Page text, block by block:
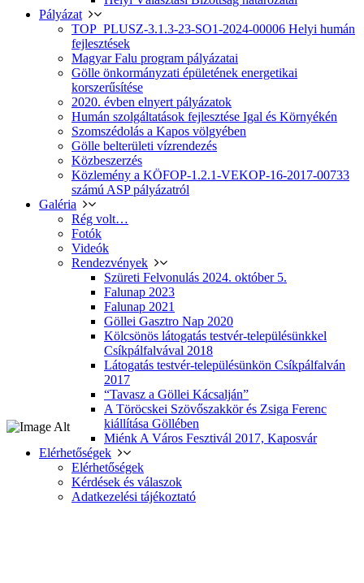
Pályázat
TOP_PLUSZ-3.1.3-23-SO1-2024-00006 Helyi humán
fejlesztések
Magyar Falu program pályázatai
Gölle önkormányzati épületének energetikai
korszerűsítése
2020. évben elnyert pályázatok
Humán szolgáltatások fejlesztése Igal és Környékén
Szomszédolás a Kapos völgyében
Gölle belterületi vízrendezés
Közbeszerzés
Közlemény a KÖFOP-1.2.1-VEKOP-16-2017-00733
számú ASP pályázatról
Galéria
Rég volt…
Fotók
Videók
Rendezvények
Szüreti Felvonulás 2024. október 5.
Falunap 2023
Falunap 2021
Göllei Gasztro Nap 2020
Kölcsönös látogatás testvér-településünkkel
Csíkpálfalvával 2018
Látogatás testvér-településünkön Csíkpálfalván
2017
“Tavasz a Göllei Kácsalján”
A Töröcskei Szövőszakkör és Zsiga Ferenc
kiállítása Göllében
Miénk A Város Fesztivál 2017, Kaposvár
Elérhetőségek
Elérhetőségek
Kérdések és válaszok
Adatkezelési tájékoztató